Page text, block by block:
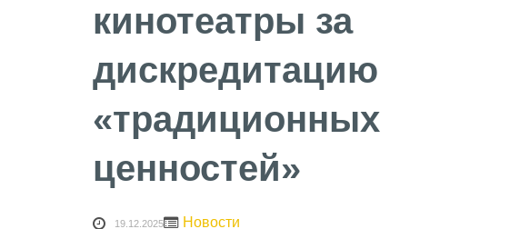
кинотеатры за
дискредитацию
«традиционных
ценностей»
19.12.2025 Новости